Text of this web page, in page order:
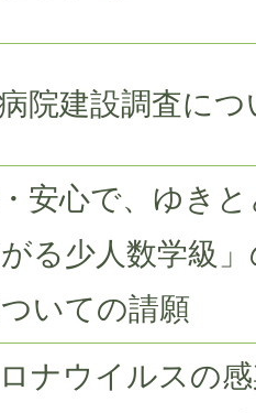
院建設調査につ
・安心で、ゆき
る少人数学級
いての請願
ナウイルスの